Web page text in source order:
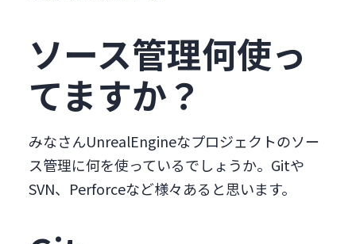
ソース管理何使っ
てますか？
みなさんUnrealEngineなプロジェクトのソー
ス管理に何を使っているでしょうか。Gitや
SVN、Perforceなど様々あると思います。